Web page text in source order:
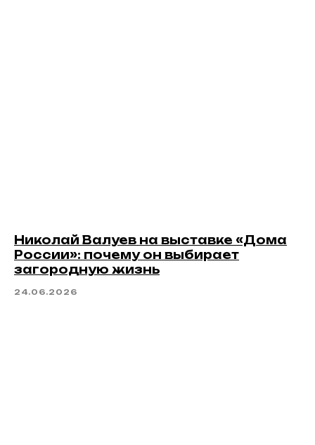
Николай Валуев на выставке «Дома
России»: почему он выбирает
загородную жизнь
24.06.2026